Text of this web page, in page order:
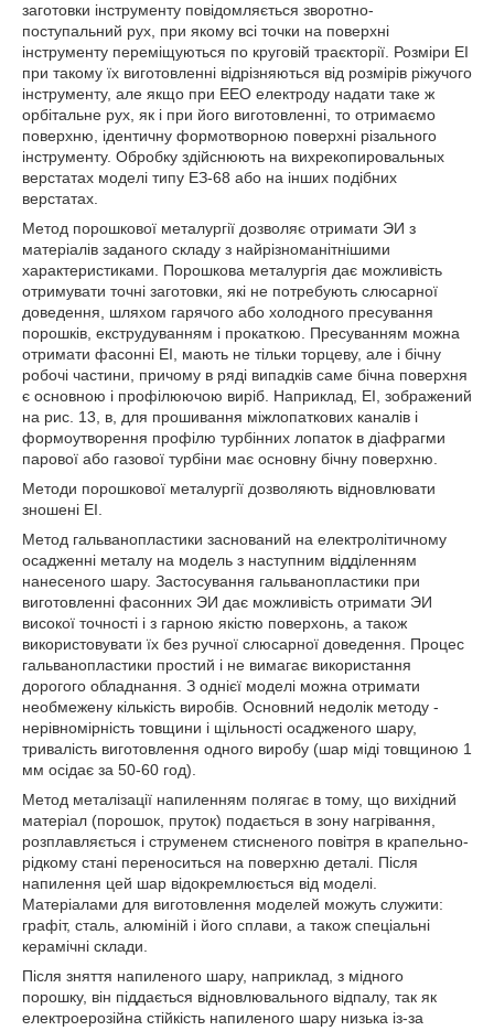
заготовки інструменту повідомляється зворотно-
поступальний рух, при якому всі точки на поверхні
інструменту переміщуються по круговій траєкторії. Розміри ЕІ
при такому їх виготовленні відрізняються від розмірів ріжучого
інструменту, але якщо при ЕЕО електроду надати таке ж
орбітальне рух, як і при його виготовленні, то отримаємо
поверхню, ідентичну формотворною поверхні різального
інструменту. Обробку здійснюють на вихрекопировальных
верстатах моделі типу ЕЗ-68 або на інших подібних
верстатах.
Метод порошкової металургії дозволяє отримати ЭИ з
матеріалів заданого складу з найрізноманітнішими
характеристиками. Порошкова металургія дає можливість
отримувати точні заготовки, які не потребують слюсарної
доведення, шляхом гарячого або холодного пресування
порошків, екструдуванням і прокаткою. Пресуванням можна
отримати фасонні ЕІ, мають не тільки торцеву, але і бічну
робочі частини, причому в ряді випадків саме бічна поверхня
є основною і профілюючою виріб. Наприклад, ЕІ, зображений
на рис. 13, в, для прошивання міжлопаткових каналів і
формоутворення профілю турбінних лопаток в діафрагми
парової або газової турбіни має основну бічну поверхню.
Методи порошкової металургії дозволяють відновлювати
зношені ЕІ.
Метод гальванопластики заснований на електролітичному
осадженні металу на модель з наступним відділенням
нанесеного шару. Застосування гальванопластики при
виготовленні фасонних ЭИ дає можливість отримати ЭИ
високої точності і з гарною якістю поверхонь, а також
використовувати їх без ручної слюсарної доведення. Процес
гальванопластики простий і не вимагає використання
дорогого обладнання. З однієї моделі можна отримати
необмежену кількість виробів. Основний недолік методу -
нерівномірність товщини і щільності осадженого шару,
тривалість виготовлення одного виробу (шар міді товщиною 1
мм осідає за 50-60 год).
Метод металізації напиленням полягає в тому, що вихідний
матеріал (порошок, пруток) подається в зону нагрівання,
розплавляється і струменем стисненого повітря в крапельно-
рідкому стані переноситься на поверхню деталі. Після
напилення цей шар відокремлюється від моделі.
Матеріалами для виготовлення моделей можуть служити:
графіт, сталь, алюміній і його сплави, а також спеціальні
керамічні склади.
Після зняття напиленого шару, наприклад, з мідного
порошку, він піддається відновлювального відпалу, так як
електроерозійна стійкість напиленого шару низька із-за